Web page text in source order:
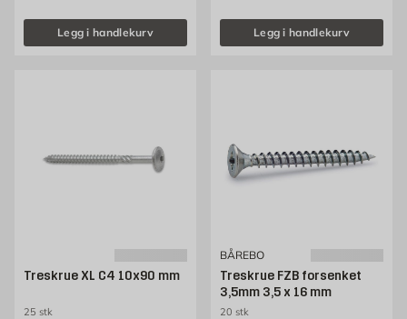
Legg i handlekurv Legg i handlekurv
Treskrue XL C4 10x90 mm
25 stk
BÅREBO
Treskrue FZB forsenket
3,5mm 3,5 x 16 mm
20 stk